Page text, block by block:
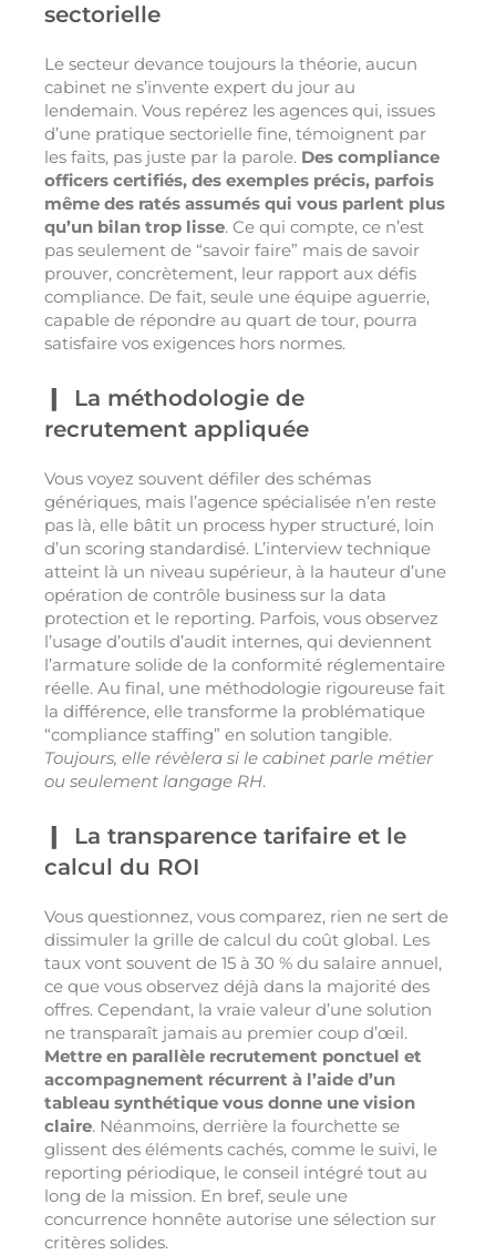
sectorielle
Le secteur devance toujours la théorie, aucun
cabinet ne s’invente expert du jour au
lendemain. Vous repérez les agences qui, issues
d’une pratique sectorielle fine, témoignent par
les faits, pas juste par la parole. Des compliance
officers certifiés, des exemples précis, parfois
même des ratés assumés qui vous parlent plus
qu’un bilan trop lisse. Ce qui compte, ce n’est
pas seulement de “savoir faire” mais de savoir
prouver, concrètement, leur rapport aux défis
compliance. De fait, seule une équipe aguerrie,
capable de répondre au quart de tour, pourra
satisfaire vos exigences hors normes.
La méthodologie de
recrutement appliquée
Vous voyez souvent défiler des schémas
génériques, mais l’agence spécialisée n’en reste
pas là, elle bâtit un process hyper structuré, loin
d’un scoring standardisé. L’interview technique
atteint là un niveau supérieur, à la hauteur d’une
opération de contrôle business sur la data
protection et le reporting. Parfois, vous observez
l’usage d’outils d’audit internes, qui deviennent
l’armature solide de la conformité réglementaire
réelle. Au final, une méthodologie rigoureuse fait
la différence, elle transforme la problématique
“compliance staffing” en solution tangible.
Toujours, elle révèlera si le cabinet parle métier
ou seulement langage RH.
La transparence tarifaire et le
calcul du ROI
Vous questionnez, vous comparez, rien ne sert de
dissimuler la grille de calcul du coût global. Les
taux vont souvent de 15 à 30 % du salaire annuel,
ce que vous observez déjà dans la majorité des
offres. Cependant, la vraie valeur d’une solution
ne transparaît jamais au premier coup d’œil.
Mettre en parallèle recrutement ponctuel et
accompagnement récurrent à l’aide d’un
tableau synthétique vous donne une vision
claire. Néanmoins, derrière la fourchette se
glissent des éléments cachés, comme le suivi, le
reporting périodique, le conseil intégré tout au
long de la mission. En bref, seule une
concurrence honnête autorise une sélection sur
critères solides.